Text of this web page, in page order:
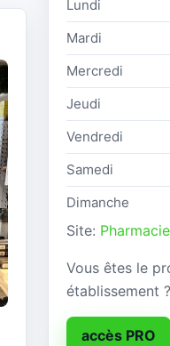
Lundi
Mardi
Mercredi
Jeudi
Vendredi
Samedi
Dimanche
Site:
Vous êtes le
établissement ?
accès PRO